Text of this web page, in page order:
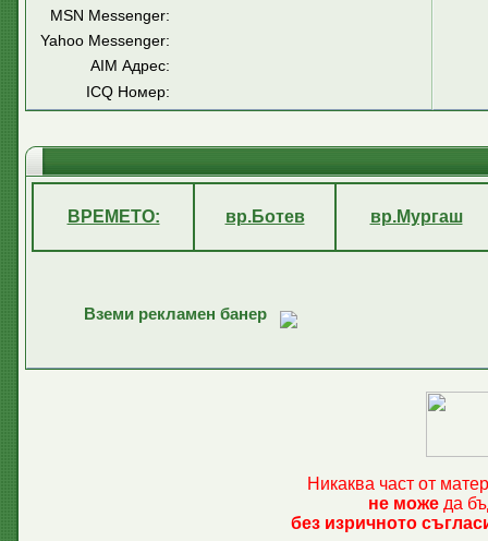
MSN Messenger:
Yahoo Messenger:
AIM Адрес:
ICQ Номер:
ВРЕМЕТО: вр.Ботев вр.Мургаш
Вземи рекламен банер
Никаква част от
не може да
без изричното